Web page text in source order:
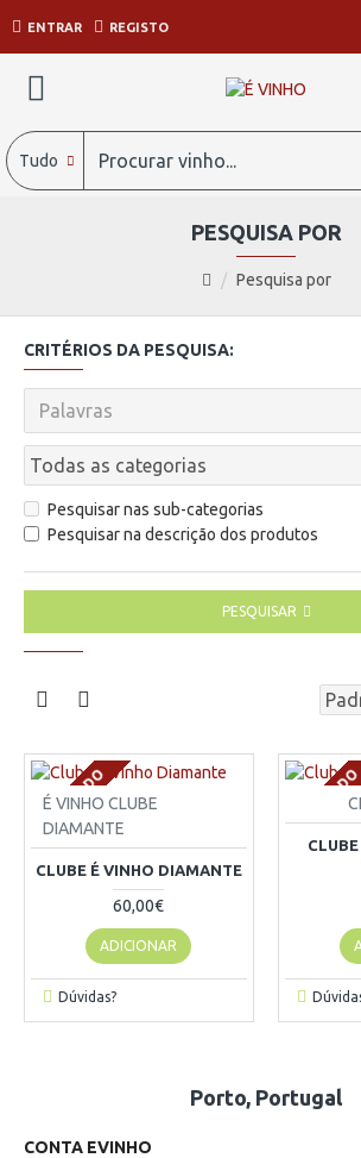
ENTRAR REGISTO
Tudo
Pesquisa por
PESQUISA POR
CRITÉRIOS DA PESQUISA:
Pesquisar nas sub-categorias
Pesquisar na descrição dos produtos
PESQUISAR
ESGOTADO
É VINHO CLUBE
DIAMANTE
CLUBE É VINHO DIAMANTE
60,00€
ADICIONAR
Dúvidas?
ESGOTADO
Porto, Portugal
CONTA EVINHO